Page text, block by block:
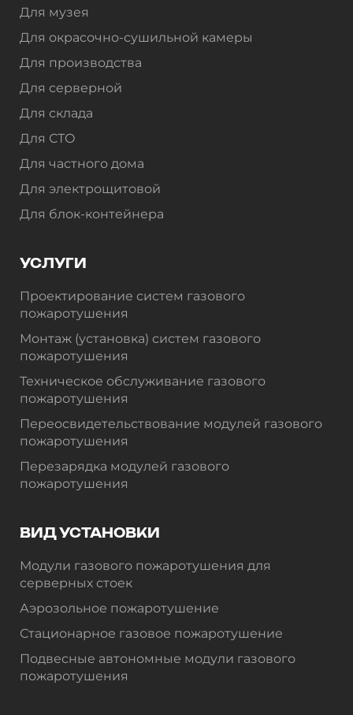
Для музея
Для окрасочно-сушильной камеры
Для производства
Для серверной
Для склада
Для СТО
Для частного дома
Для электрощитовой
Для блок-контейнера
УСЛУГИ
Проектирование систем газового
пожаротушения
Монтаж (установка) систем газового
пожаротушения
Техническое обслуживание газового
пожаротушения
Переосвидетельствование модулей газового
пожаротушения
Перезарядка модулей газового
пожаротушения
ВИД УСТАНОВКИ
Модули газового пожаротушения для
серверных стоек
Аэрозольное пожаротушение
Стационарное газовое пожаротушение
Подвесные автономные модули газового
пожаротушения